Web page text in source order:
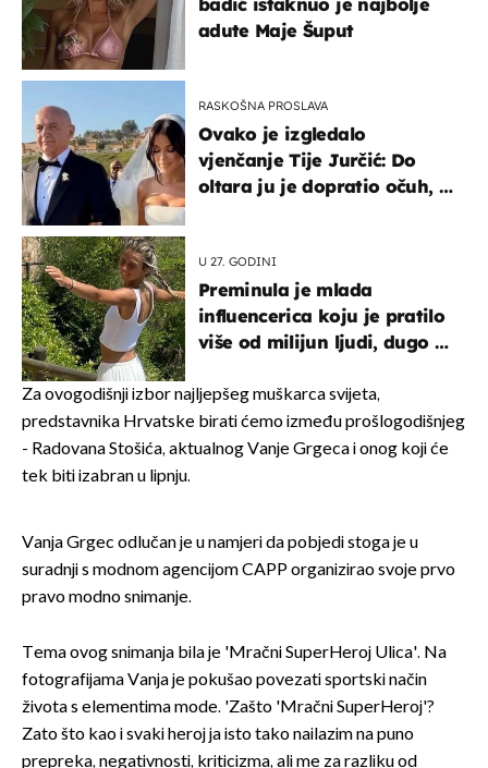
adute Maje Šuput
RASKOŠNA PROSLAVA
Ovako je izgledalo
vjenčanje Tije Jurčić: Do
oltara ju je dopratio očuh, a
U 27. GODINI
Preminula je mlada
influencerica koju je pratilo
više od milijun ljudi, dugo se
Za ovogodišnji izbor najljepšeg muškarca svijeta,
predstavnika Hrvatske birati ćemo između prošlogodišnjeg
- Radovana Stošića, aktualnog Vanje Grgeca i onog koji će
tek biti izabran u lipnju.
Vanja Grgec odlučan je u namjeri da pobjedi stoga je u
suradnji s modnom agencijom CAPP organizirao svoje prvo
pravo modno snimanje.
Tema ovog snimanja bila je 'Mračni SuperHeroj Ulica'. Na
fotografijama Vanja je pokušao povezati sportski način
života s elementima mode. 'Zašto 'Mračni SuperHeroj'?
Zato što kao i svaki heroj ja isto tako nailazim na puno
prepreka, negativnosti, kriticizma, ali me za razliku od